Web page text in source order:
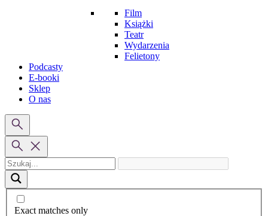
Film
Książki
Teatr
Wydarzenia
Felietony
Podcasty
E-booki
Sklep
O nas
Exact matches only